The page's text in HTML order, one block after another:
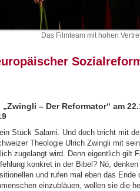
Das Filmteam mit hohen
„Zwingli – Der Reformator“ am
Stück Salami. Und doch bricht mit
Theologie Ulrich Zwingli mit
zugelangt wird. Denn eigentlich gilt
konkret in der Bibel? Nö,
und rufen mal eben das Ende
einzubläuen, wollen sie die